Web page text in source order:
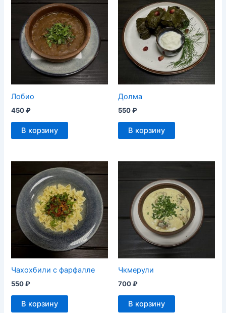
Лобио
450₽
В корзину
Долма
550₽
В корзину
Чахохбили с фарфалле
550₽
В корзину
Чкмерули
700₽
В корзину